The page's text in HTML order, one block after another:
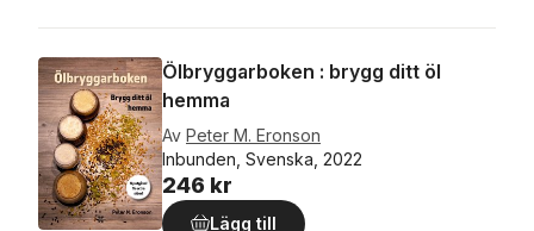
Ölbryggarboken : brygg ditt öl
hemma
Av Peter M. Eronson
Inbunden, Svenska, 2022
246 kr
Lägg till